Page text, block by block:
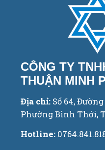
CÔNG TY
THUẬN MINH
Địa chỉ: Số 64,
Phường Bình Thới,
Hotline: